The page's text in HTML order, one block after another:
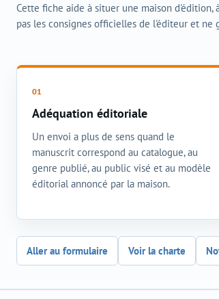
Cette fiche aide à situer une maison
pas les consignes officielles de l'éditeur et
Adéquation éditoriale
Un envoi a plus de sens quand le
manuscrit correspond au catalogue, au
genre publié, au public visé et au modèle
éditorial annoncé par la maison.
Aller au formulaire Voir la charte